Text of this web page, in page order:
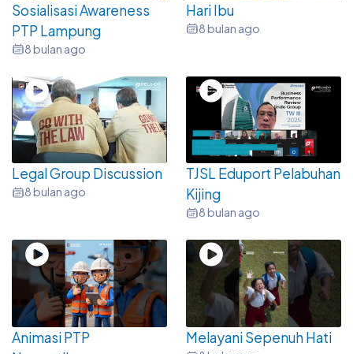
Sosialisasi Awareness
PTP Lampung
8 bulan ago
Hari Ibu
8 bulan ago
Legal Group Discussion
8 bulan ago
TJSL Eduport Pelabuhan
Kijing
8 bulan ago
Animasi PTP
Melayani Sepenuh Hati